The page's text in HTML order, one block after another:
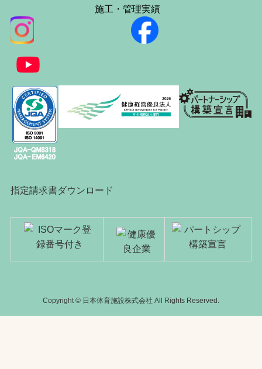
施工・管理実績
指定請求書ダウンロード
Copyright © 日本体育施設株式会社 All Rights Reserved.